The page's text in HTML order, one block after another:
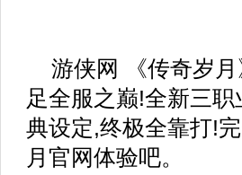
游侠网 《传奇岁
足全服之巅!全新三
典设定,终极全靠打!
月官网体验吧。